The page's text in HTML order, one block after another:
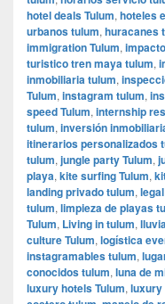
hotel deals Tulum, hoteles
urbanos tulum, huracanes
immigration Tulum,
turistico tren maya tulum,
inmobiliaria tulum,
Tulum, instagram tulum,
speed Tulum, internship
tulum, inversión
itinerarios personalizados
tulum, jungle party Tulum,
playa, kite surfing Tulum,
landing privado tulum,
tulum, limpieza de playas
Tulum, Living in tulum,
culture Tulum, logística
instagramables tulum,
conocidos tulum, luna de
luxury hotels Tulum, luxury